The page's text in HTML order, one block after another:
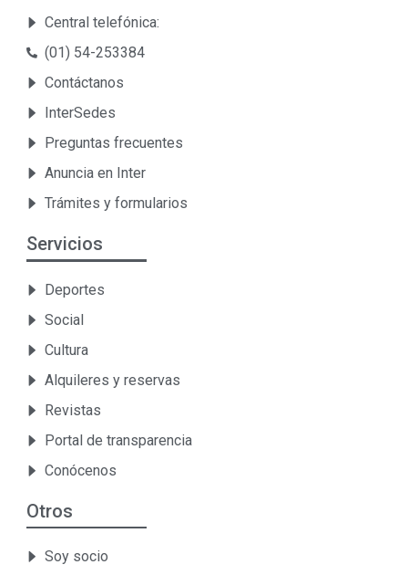
Central telefónica:
(01) 54-253384
Contáctanos
InterSedes
Preguntas frecuentes
Anuncia en Inter
Trámites y formularios
Servicios
Deportes
Social
Cultura
Alquileres y reservas
Revistas
Portal de transparencia
Conócenos
Otros
Soy socio